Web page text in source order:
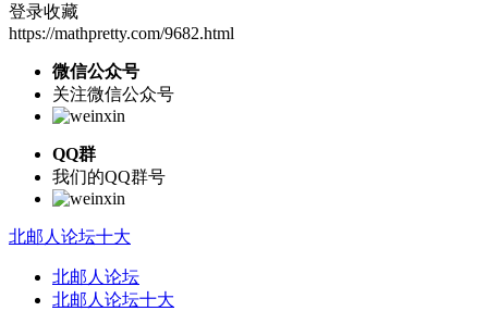
登录收藏
https://mathpretty.com/9682.html
微信公众号
关注微信公众号
QQ群
我们的QQ群号
北邮人论坛十大
北邮人论坛
北邮人论坛十大